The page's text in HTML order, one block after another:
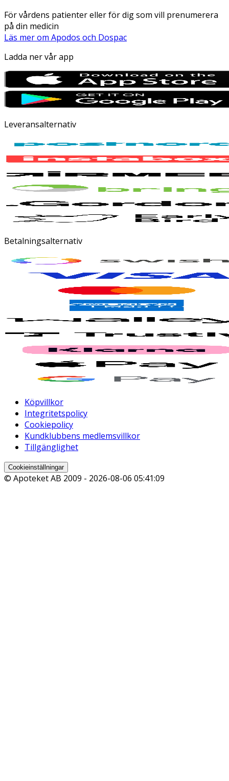
För vårdens patienter eller för dig som vill prenumerera
på din medicin
Läs mer om Apodos och Dospac
Ladda ner vår app
Leveransalternativ
Betalningsalternativ
Köpvillkor
Integritetspolicy
Cookiepolicy
Kundklubbens medlemsvillkor
Tillgänglighet
Cookieinställningar
© Apoteket AB 2009 - 2026-08-06 05:41:09